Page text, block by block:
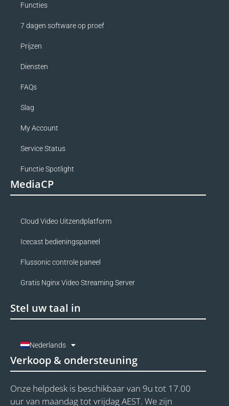
Functies
7 dagen software op proef
Prijzen
Diensten
FAQs
Slag
My Account
Service Status
Functie Spotlight
MediaCP
Cloud Video Uitzendplatform
Icecast bedieningspaneel
Flussonic controle paneel
Gratis Nginx Video Streaming Server
Stel uw taal in
Nederlands
Verkoop & ondersteuning
Onze helpdesk is beschikbaar van 9u tot 17.00
uur van maandag tot vrijdag AEST. We zijn